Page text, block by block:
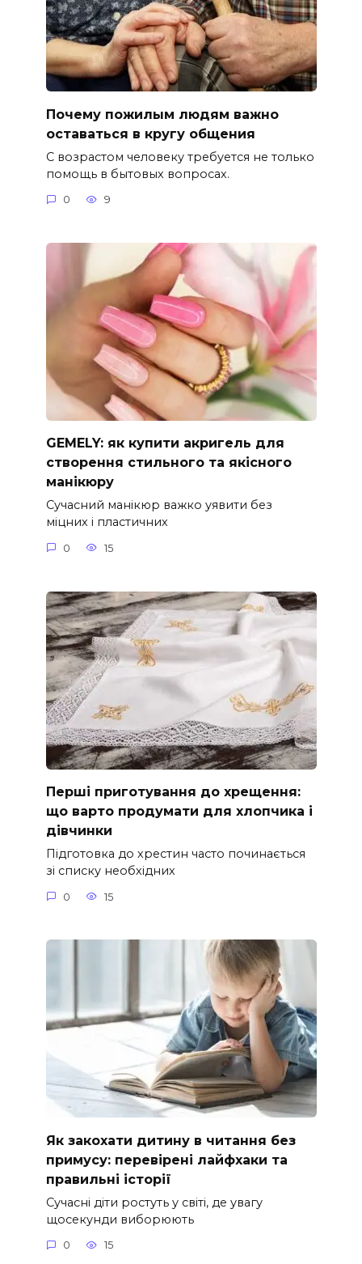
Почему пожилым людям важно
оставаться в кругу общения
С возрастом человеку требуется не только
помощь в бытовых вопросах.
0 9
GEMELY: як купити акригель для
створення стильного та якісного
манікюру
Сучасний манікюр важко уявити без
міцних і пластичних
0 15
Перші приготування до хрещення:
що варто продумати для хлопчика і
дівчинки
Підготовка до хрестин часто починається
зі списку необхідних
0 15
Як закохати дитину в читання без
примусу: перевірені лайфхаки та
правильні історії
Сучасні діти ростуть у світі, де увагу
щосекунди виборюють
0 15